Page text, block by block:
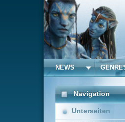
NEWS GENRES
Navigation
Unterseiten
Backup Domains
Optionen